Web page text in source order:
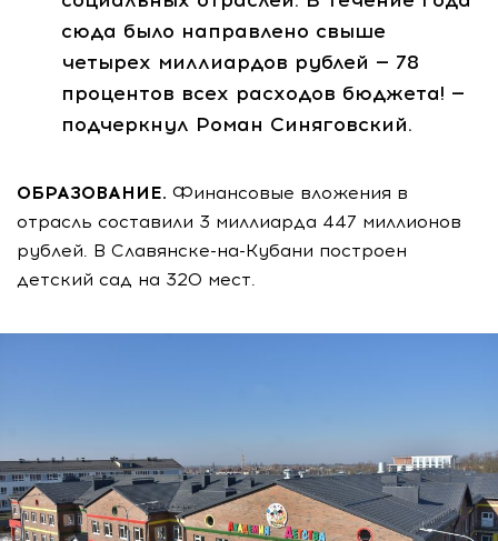
сюда было направлено свыше
четырех миллиардов рублей — 78
процентов всех расходов бюджета! —
подчеркнул Роман Синяговский.
ОБРАЗОВАНИЕ. Финансовые вложения в
отрасль составили 3 миллиарда 447 миллионов
рублей. В Славянске-на-Кубани построен
детский сад на 320 мест.